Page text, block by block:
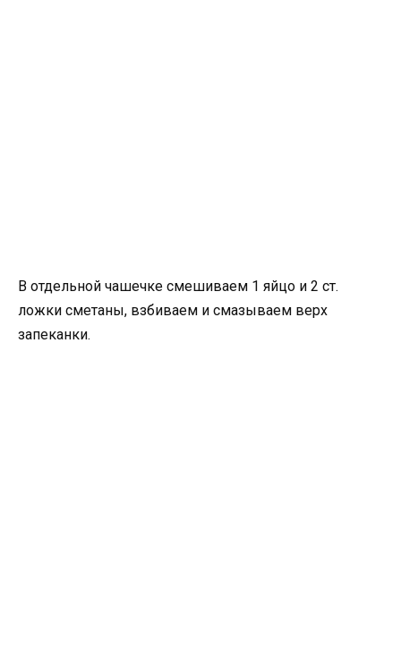
В отдельной чашечке смешиваем 1 яйцо и 2 ст.
ложки сметаны, взбиваем и смазываем верх
запеканки.